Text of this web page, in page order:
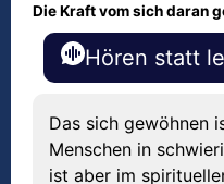
Die Kraft vom sich daran
Hören statt
Das sich gewöhnen
Menschen in
ist aber im